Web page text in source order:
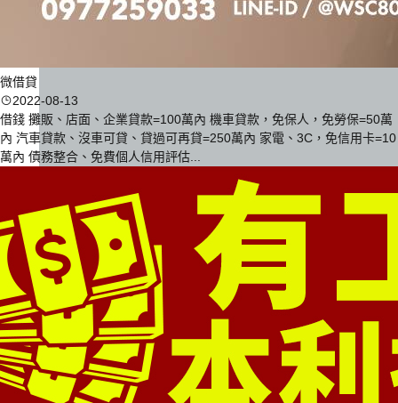
微借貸
2022-08-13
借錢 攤販、店面、企業貸款=100萬內 機車貸款，免保人，免勞保=50萬
內 汽車貸款、沒車可貸、貸過可再貸=250萬內 家電、3C，免信用卡=10
萬內 債務整合、免費個人信用評估...